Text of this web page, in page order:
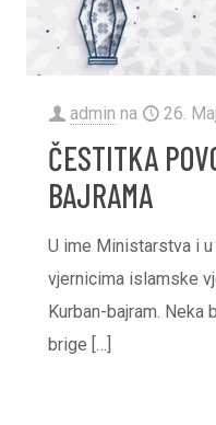
admin na 26.
ČESTITKA
BAJRAMA
U ime Ministarstva i
vjernicima islamske
Kurban-bajram.
brige […]